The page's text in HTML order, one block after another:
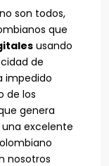
son todos,
que
usando
de
impedido
de los
genera
excelente
nosotros